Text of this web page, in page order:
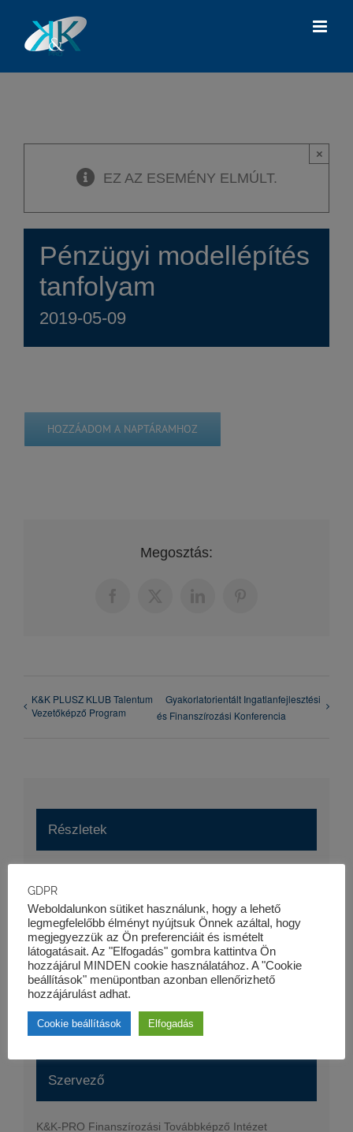
EZ AZ ESEMÉNY ELMÚLT.
×
Pénzügyi modellépítés
tanfolyam
2019-05-09
HOZZÁADOM A NAPTÁRAMHOZ
Megosztás:
K&K PLUSZ KLUB Talentum
Vezetőképző Program
Gyakorlatorientált Ingatlanfejlesztési
és Finanszírozási Konferencia
Részletek
2019-05-09
Esemény kategória:
Szaktanfolyamok
Honlap:
https://kk-pro.hu/oktatas/penzugyi-modellepites-
tanfolyam/
Szervező
K&K-PRO Finanszírozási Továbbképző Intézet
GDPR
Weboldalunkon sütiket használunk, hogy a lehető
legmegfelelőbb élményt nyújtsuk Önnek azáltal, hogy
megjegyezzük az Ön preferenciáit és ismételt
látogatásait. Az "Elfogadás" gombra kattintva Ön
hozzájárul MINDEN cookie használatához. A "Cookie
beállítások" menüpontban azonban ellenőrizhető
hozzájárulást adhat.
Cookie beállítások Elfogadás